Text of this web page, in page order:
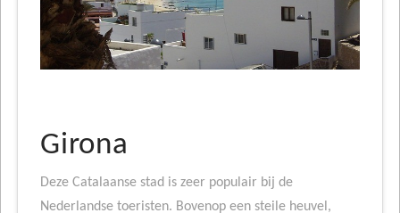
Girona
Deze Catalaanse stad is zeer populair bij de
Nederlandse toeristen. Bovenop een steile heuvel,